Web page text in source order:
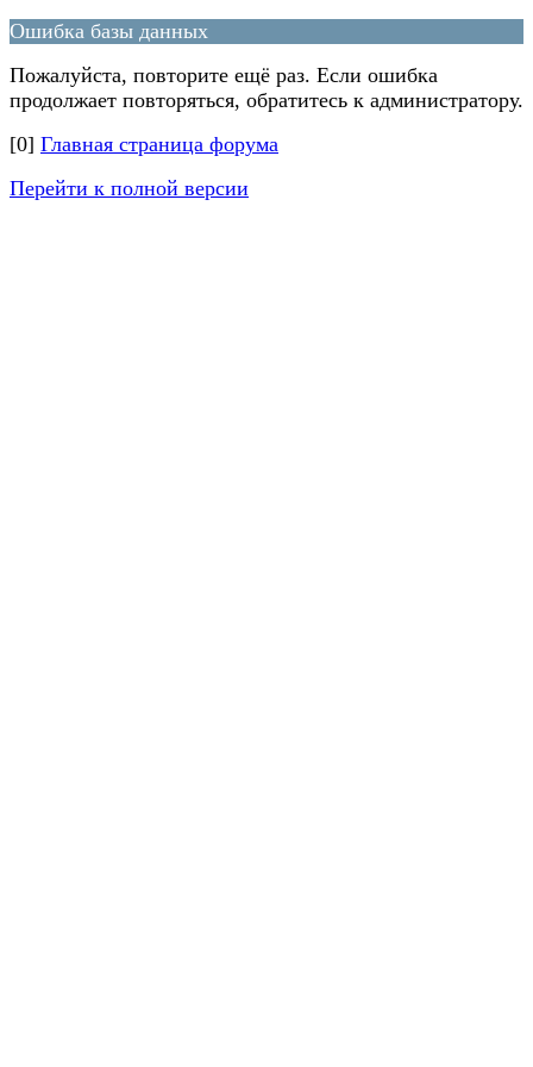
Ошибка базы данных
Пожалуйста, повторите ещё раз. Если ошибка
продолжает повторяться, обратитесь к администратору.
[0] Главная страница форума
Перейти к полной версии